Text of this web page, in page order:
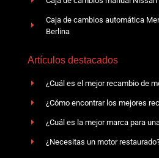
Caja de cambios automática
Berlina
Artículos destacados
¿Cuál es el mejor recambio de
¿Cómo encontrar los mejores
¿Cuál es la mejor marca para
¿Necesitas un motor